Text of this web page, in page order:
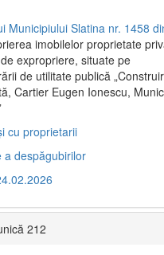
Municipiului Slatina nr. 1458
imobilelor proprietate
expropriere, situate pe
de utilitate publică
Cartier Eugen Ionescu,
cu proprietarii
a despăgubirilor
212